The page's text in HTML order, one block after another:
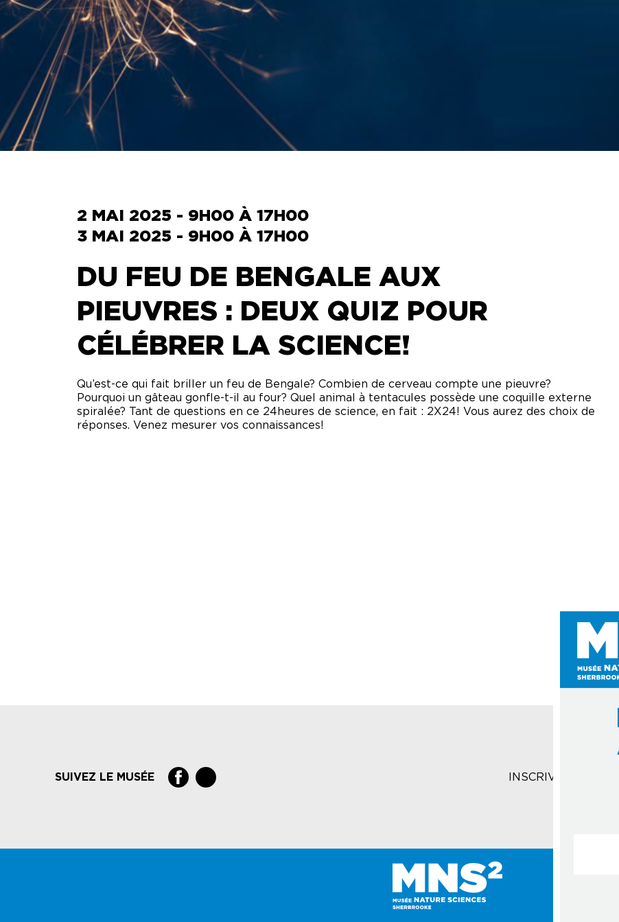
VIRTUELLES
VISITE DES COULISSES
FÊTES D’ENFANTS
CAMP D’ÉTÉ
CONSERVATION
SUZANNE
RÉSERVE
2 MAI 2025 - 9H00 À 17H00
3 MAI 2025 - 9H00 À 17H00
DU FEU DE BENGALE AUX
PIEUVRES : DEUX QUIZ POUR
CÉLÉBRER LA SCIENCE!
Qu’est-ce qui fait briller un feu de Bengale? Combien de cerveau compte une pieuvre?
Pourquoi un gâteau gonfle-t-il au four? Quel animal à tentacules possède une coquille externe
spiralée? Tant de questions en ce 24heures de science, en fait : 2X24! Vous aurez des choix de
réponses. Venez mesurer vos connaissances!
SUIVEZ LE MUSÉE INSCRIVEZ-VOUS